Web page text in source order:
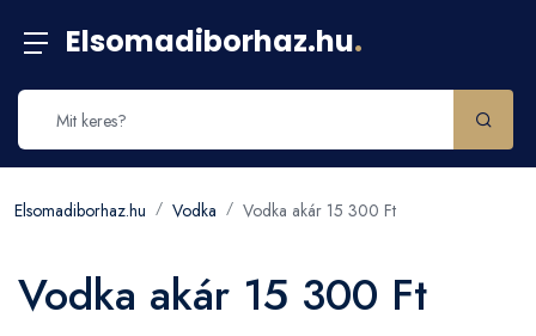
Elsomadiborhaz.hu.
Elsomadiborhaz.hu Vodka Vodka akár 15 300 Ft
Vodka akár 15 300 Ft